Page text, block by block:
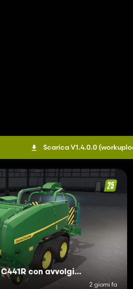
Scarica V1.4.0.0
Precamera John Deere C441R con avvolgimento
2 giorni fa